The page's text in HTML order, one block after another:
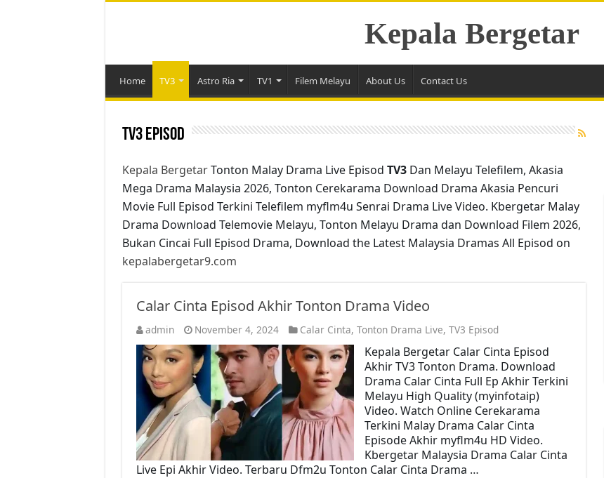
Kepala Bergetar
Home TV3 Astro Ria TV1 Filem Melayu About Us Contact Us
TV3 Episod
Kepala BergetarTonton Malay Drama Live Episod TV3Dan Melayu Telefilem, Akasia
Mega Drama Malaysia 2026, Tonton Cerekarama Download Drama Akasia Pencuri
Movie Full Episod Terkini Telefilem myflm4u Senrai Drama Live Video. Kbergetar Malay
Drama Download Telemovie Melayu, Tonton Melayu Drama dan Download Filem 2026,
Bukan Cincai Full Episod Drama, Download the Latest Malaysia Dramas All Episod on
kepalabergetar9.com
Calar Cinta Episod Akhir Tonton Drama Video
admin November 4, 2024 Calar Cinta, Tonton Drama Live, TV3 Episod
Kepala Bergetar Calar Cinta Episod
Akhir TV3 Tonton Drama. Download
Drama Calar Cinta Full Ep Akhir Terkini
Melayu High Quality (myinfotaip)
Video. Watch Online Cerekarama
Terkini Malay Drama Calar Cinta
Episode Akhir myflm4u HD Video.
Kbergetar Malaysia Drama Calar Cinta
Live Epi Akhir Video. Terbaru Dfm2u Tonton Calar Cinta Drama …